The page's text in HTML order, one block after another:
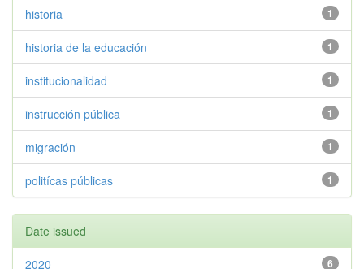
1
historia
1
historia de la educación
1
institucionalidad
1
instrucción pública
1
migración
1
politícas públicas
Date issued
6
2020